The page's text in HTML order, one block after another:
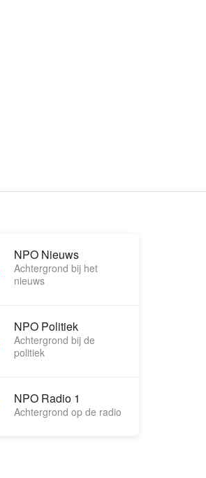
NPO Nieuws
Achtergrond bij het
nieuws
NPO Politiek
Achtergrond bij de
politiek
NPO Radio 1
Achtergrond op de radio